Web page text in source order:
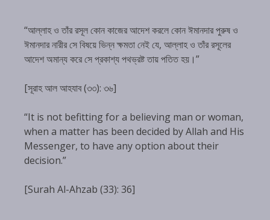
“আল্লাহ ও তাঁর রসূল কোন কাজের আদেশ করলে কোন ঈমানদার পুরুষ ও
ঈমানদার নারীর সে বিষয়ে ভিন্ন ক্ষমতা নেই যে, আল্লাহ ও তাঁর রসূলের
আদেশ অমান্য করে সে প্রকাশ্য পথভ্রষ্ট তায় পতিত হয়।”
[সূরাহ আল আহযাব (৩৩): ৩৬]
“It is not befitting for a believing man or woman,
when a matter has been decided by Allah and His
Messenger, to have any option about their
decision.”
[Surah Al-Ahzab (33): 36]